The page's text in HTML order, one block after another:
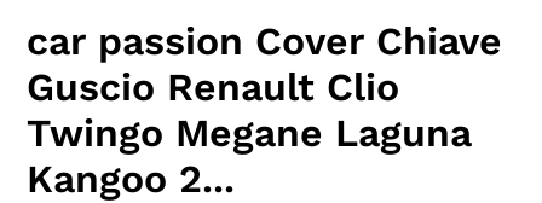
car passion Cover Chiave
Guscio Renault Clio
Twingo Megane Laguna
Kangoo 2...